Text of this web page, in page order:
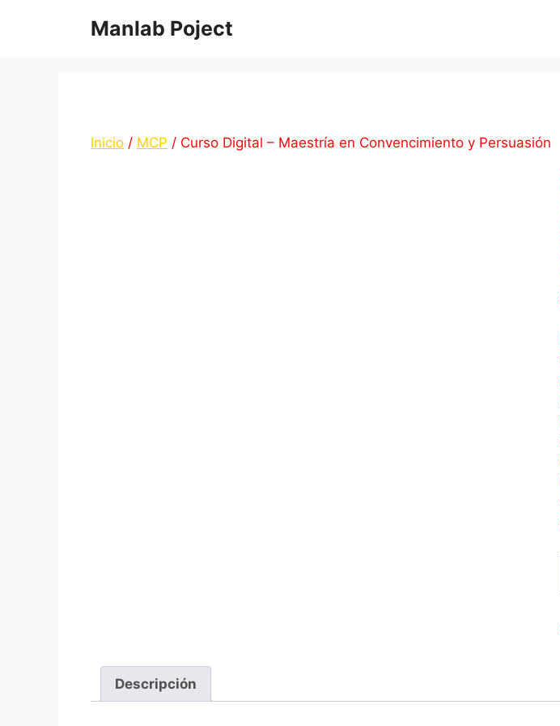
Manlab Poject
Inicio / MCP / Curso Digital – Maestría en Convencimiento y Persuasión
Descripción